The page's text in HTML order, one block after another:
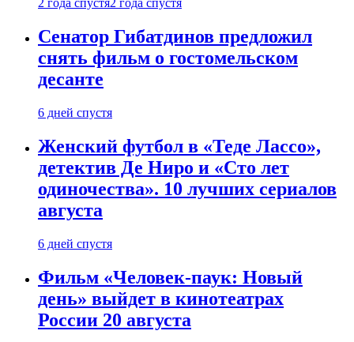
2 года спустя2 года спустя
Сенатор Гибатдинов предложил
снять фильм о гостомельском
десанте
6 дней спустя
Женский футбол в «Теде Лассо»,
детектив Де Ниро и «Сто лет
одиночества». 10 лучших сериалов
августа
6 дней спустя
Фильм «Человек-паук: Новый
день» выйдет в кинотеатрах
России 20 августа